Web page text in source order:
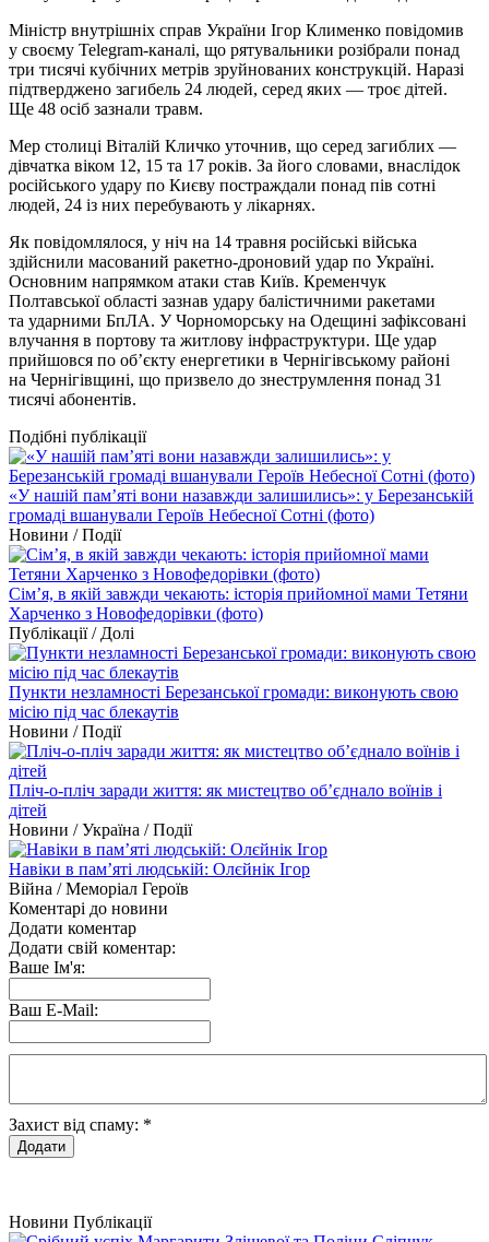
Міністр внутрішніх справ України Ігор Клименко повідомив
у своєму Telegram-каналі, що рятувальники розібрали понад
три тисячі кубічних метрів зруйнованих конструкцій. Наразі
підтверджено загибель 24 людей, серед яких — троє дітей.
Ще 48 осіб зазнали травм.
Мер столиці Віталій Кличко уточнив, що серед загиблих —
дівчатка віком 12, 15 та 17 років. За його словами, внаслідок
російського удару по Києву постраждали понад пів сотні
людей, 24 із них перебувають у лікарнях.
Як повідомлялося, у ніч на 14 травня російські війська
здійснили масований ракетно-дроновий удар по Україні.
Основним напрямком атаки став Київ. Кременчук
Полтавської області зазнав удару балістичними ракетами
та ударними БпЛА. У Чорноморську на Одещині зафіксовані
влучання в портову та житлову інфраструктури. Ще удар
прийшовся по об’єкту енергетики в Чернігівському районі
на Чернігівщині, що призвело до знеструмлення понад 31
тисячі абонентів.
Подібні публікації
«У нашій пам’яті вони назавжди залишились»: у Березанській
громаді вшанували Героїв Небесної Сотні (фото)
Новини / Події
Сім’я, в якій завжди чекають: історія прийомної мами Тетяни
Харченко з Новофедорівки (фото)
Публікації / Долі
Пункти незламності Березанської громади: виконують свою
місію під час блекаутів
Новини / Події
Пліч-о-пліч заради життя: як мистецтво об’єднало воїнів і
дітей
Новини / Україна / Події
Навіки в пам’яті людській: Олєйнік Ігор
Війна / Меморіал Героїв
Коментарі до новини
Додати коментар
Додати свій коментар:
Ваше Ім'я:
Ваш E-Mail:
Захист від спаму: *
Новини Публікації